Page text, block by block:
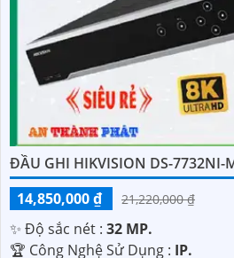
ĐẦU GHI HIKVISION DS-7732NI-
14,850,000 ₫
21,220,000 ₫
✨ Độ sắc nét : 32 MP.
🏆 Công Nghệ Sử Dụng : IP.